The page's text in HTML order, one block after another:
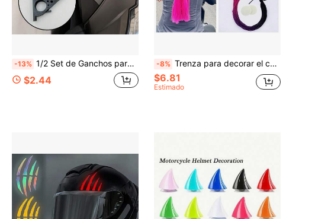
-13% 1/2 Set de Ganchos para Casco de Motocicleta de Material PETG, Soporte de Pared para Casco de Bicicleta, Soporta Fácilmente Cascos Integrales, Fácil Instalación, Diseño Multiorificio para Almacenar Diversos Artículos, Adecuado para Todos los Entusiastas de Motocicletas y Bicicletas, Gancho de Almacenamiento para el Hogar, Gancho de Almacenamiento para el Garaje
$2.44
-8% Trenza para decorar el casco, trenzas con lazo desmontable, decoración de colas de cabello para casco de motocicleta en varios colores, trenzas y colas de cabello para casco de bicicleta (casco no incluido) (método de instalación: usar cinta adhesiva de doble cara para pegar la ventosa)
$6.81
Estimado